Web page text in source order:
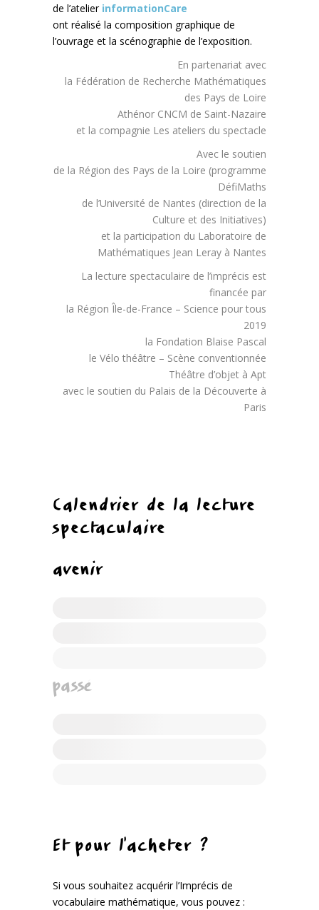
de l’atelier informationCare
ont réalisé la composition graphique de
l’ouvrage et la scénographie de l’exposition.
En partenariat avec
la Fédération de Recherche Mathématiques
des Pays de Loire
Athénor CNCM de Saint-Nazaire
et la compagnie Les ateliers du spectacle
Avec le soutien
de la Région des Pays de la Loire (programme
DéfiMaths
de l’Université de Nantes (direction de la
Culture et des Initiatives)
et la participation du Laboratoire de
Mathématiques Jean Leray à Nantes
La lecture spectaculaire de l’imprécis est
financée par
la Région Île-de-France – Science pour tous
2019
la Fondation Blaise Pascal
le Vélo théâtre – Scène conventionnée
Théâtre d’objet à Apt
avec le soutien du Palais de la Découverte à
Paris
Calendrier de la lecture
spectaculaire
avenir
passé
Et pour l’acheter ?
Si vous souhaitez acquérir l’Imprécis de
vocabulaire mathématique, vous pouvez :